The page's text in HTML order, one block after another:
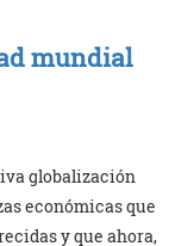
mundial
globalización
económicas que
y que ahora,